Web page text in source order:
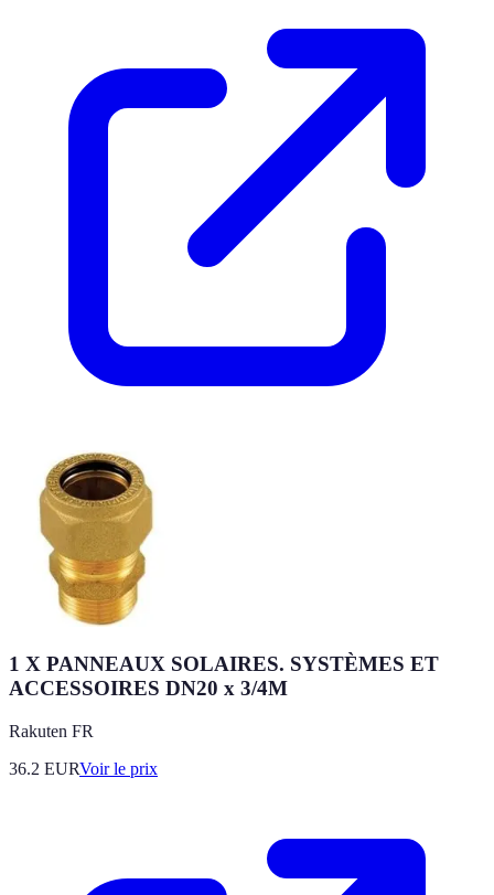
1 X PANNEAUX SOLAIRES. SYSTÈMES ET
ACCESSOIRES DN20 x 3/4M
Rakuten FR
36.2 EURVoir le prix